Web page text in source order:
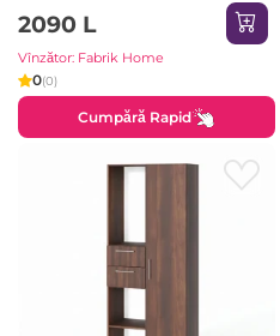
2090 L
Vînzător: Fabrik Home
0(0)
Cumpără Rapid